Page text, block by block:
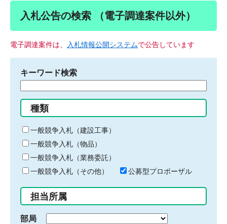
入札公告の検索 （電子調達案件以外）
電子調達案件は、 入札情報公開システムで公告しています
キーワード検索
る
キ
ー
ワ
ー
ド
入
力
種類
一般競争入札（建設工事）
一般競争入札（物品）
一般競争入札（業務委託）
一般競争入札（その他）
公募型プロポーザル
担当所属
部局